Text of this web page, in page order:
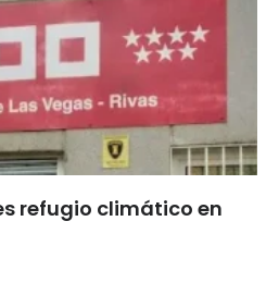
refugio climático en